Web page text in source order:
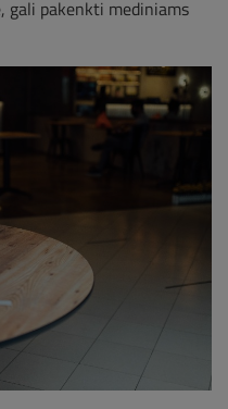
gali pakenkti mediniams